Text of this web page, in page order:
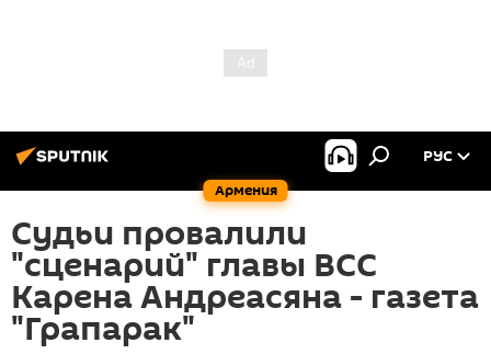
Армения
РУС
Судьи провалили
"сценарий" главы ВСС
Карена Андреасяна - газета
"Грапарак"